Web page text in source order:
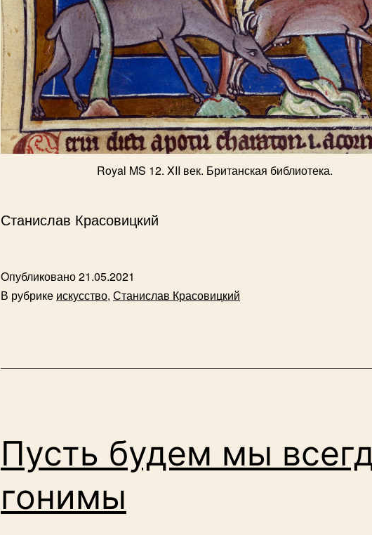
Royal MS 12. XII век. Британская библиотека.
Станислав Красовицкий
Опубликовано21.05.2021
В рубрике искусство, Станислав Красовицкий
Пусть будем мы
гонимы